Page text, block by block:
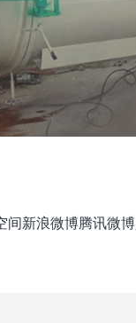
间新浪微博腾讯微博